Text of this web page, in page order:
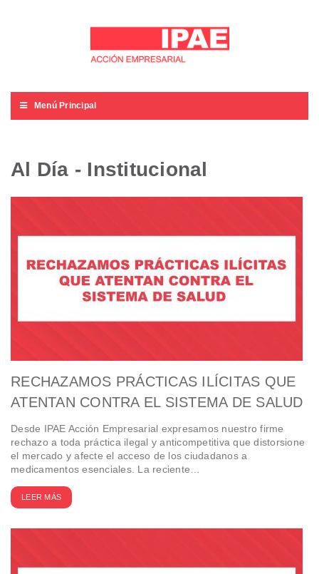
Menú Principal
Al Día - Institucional
RECHAZAMOS PRÁCTICAS ILÍCITAS QUE
ATENTAN CONTRA EL SISTEMA DE SALUD
Desde IPAE Acción Empresarial expresamos nuestro firme
rechazo a toda práctica ilegal y anticompetitiva que distorsione
el mercado y afecte el acceso de los ciudadanos a
medicamentos esenciales. La reciente…
LEER MÁS